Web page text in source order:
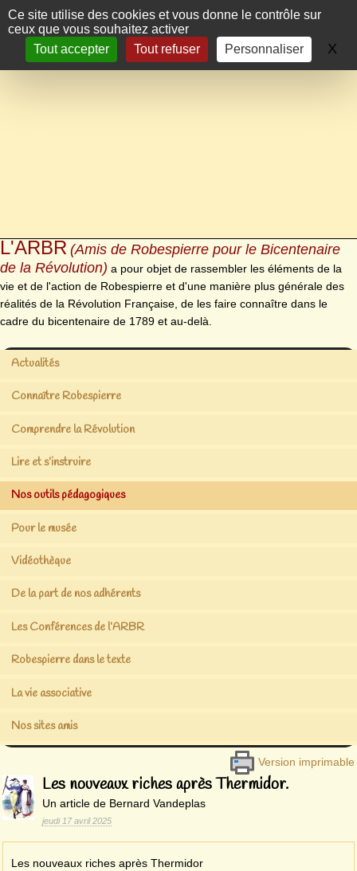
Panneau de gestion des cookies
Ce site utilise des cookies et vous donne le contrôle sur
ceux que vous souhaitez activer
Tout accepter
Tout refuser Personnaliser X
L'ARBR (Amis de Robespierre pour le Bicentenaire
de la Révolution) a pour objet de rassembler les éléments de la
vie et de l'action de Robespierre et d'une manière plus générale des
réalités de la Révolution Française, de les faire connaître dans le
cadre du bicentenaire de 1789 et au-delà.
Actualités
Connaître Robespierre
Comprendre la Révolution
Lire et s’instruire
Nos outils pédagogiques
Pour le musée
Vidéothèque
De la part de nos adhérents
Les Conférences de l’ARBR
Robespierre dans le texte
La vie associative
Nos sites amis
Version imprimable
Les nouveaux riches après Thermidor.
Un article de Bernard Vandeplas
jeudi 17 avril 2025
Les nouveaux riches après Thermidor